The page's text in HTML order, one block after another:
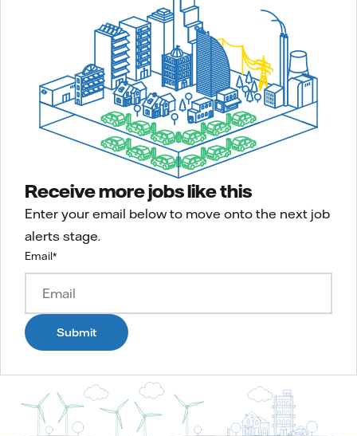
Receive more jobs like this
Enter your email below to move onto the next job
alerts stage.
Email*
Submit